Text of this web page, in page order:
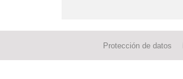
Protección de datos